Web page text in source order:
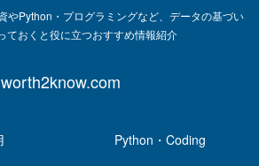
やPython・プログラミングなど、データの基づい
ておくと役に立つおすすめ情報紹介
worth2know.com
Python・Coding